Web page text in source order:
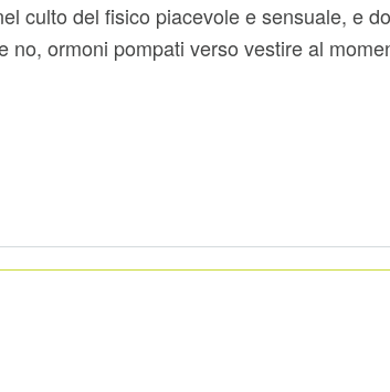
culto del fisico piacevole e sensuale, e
ormoni pompati verso vestire al